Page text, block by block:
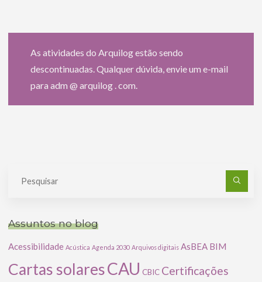
As atividades do Arquilog estão sendo
descontinuadas. Qualquer dúvida, envie um e-mail
para adm @ arquilog . com.
Assuntos no blog
Acessibilidade Acústica Agenda 2030 Arquivos digitais AsBEA BIM
Cartas solaresCAU CBIC Certificações